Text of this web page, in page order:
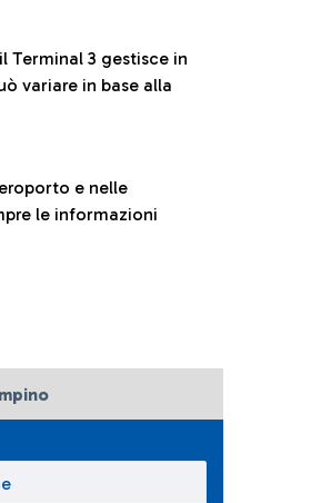
Terminal 3 gestisce in
variare in base alla
e nelle
le informazioni